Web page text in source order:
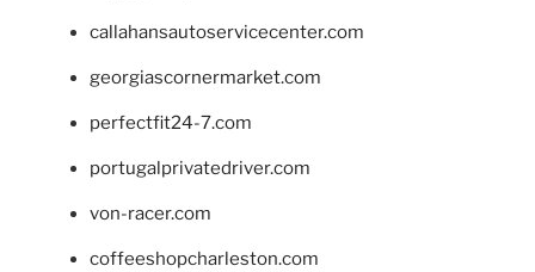
callahansautoservicecenter.com
georgiascornermarket.com
perfectfit24-7.com
portugalprivatedriver.com
von-racer.com
coffeeshopcharleston.com